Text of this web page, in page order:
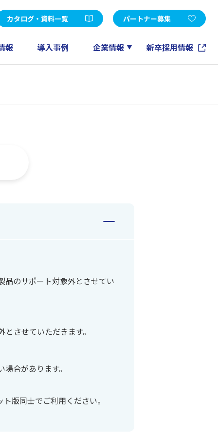
カタログ・資料一覧 パートナー募集
報 導入事例 企業情報 新卒採用情報
Edition
Microsoft365
GeneXus
品のサポート対象外とさせてい
させていただきます。
合があります。
版同士でご利用ください。